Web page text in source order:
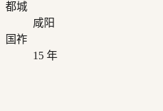
都城
咸阳
国祚
15 年